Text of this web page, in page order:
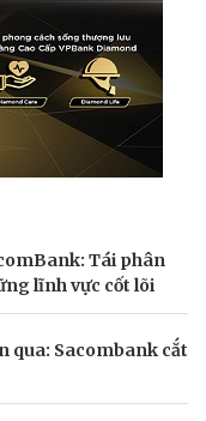
Tái phân
lĩnh vực cốt lõi
qua: Sacombank cắt